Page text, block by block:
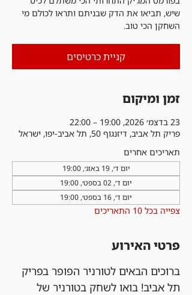
שיש, תביאו את הדק שבניתם ותראו לכולם מי
השחקן הכי טוב.
קניית כרטיסים
זמן ומיקום
23 בדצמ׳ 2026, 19:00 – 22:00
פריק תל אביב, דיזנגוף 50, תל אביב-יפו, ישראל
תאריכים אחרים
יום ד׳, 19 באוג׳, 19:00
יום ד׳, 02 בספט׳, 19:00
יום ד׳, 16 בספט׳, 19:00
צפייה בכל 10 התאריכים
פרטי האירוע
ברוכים הבאים לטורניר הפופר בפריק
תל אביב! בואו לשחק בטורניר של